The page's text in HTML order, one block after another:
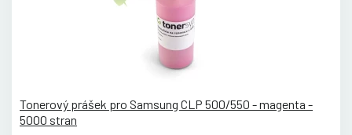
Tonerový prášek pro Samsung CLP 500/550 - magenta -
5000 stran